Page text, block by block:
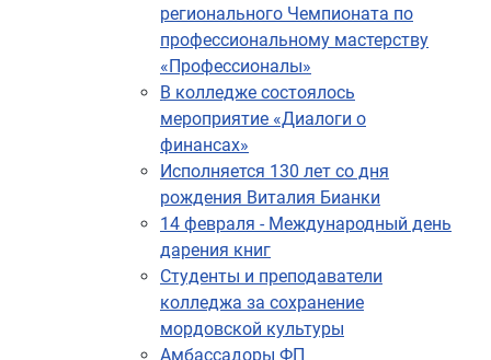
регионального Чемпионата по
профессиональному мастерству
«Профессионалы»
В колледже состоялось
мероприятие «Диалоги о
финансах»
Исполняется 130 лет со дня
рождения Виталия Бианки
14 февраля - Международный день
дарения книг
Студенты и преподаватели
колледжа за сохранение
мордовской культуры
Амбассадоры ФП